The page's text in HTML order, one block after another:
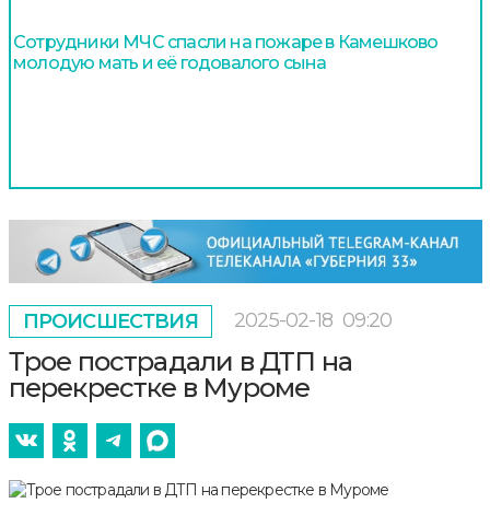
Сотрудники МЧС спасли на пожаре в Камешково
молодую мать и её годовалого сына
ПРОИСШЕСТВИЯ 2025-02-18 09:20
Трое пострадали в ДТП на
перекрестке в Муроме